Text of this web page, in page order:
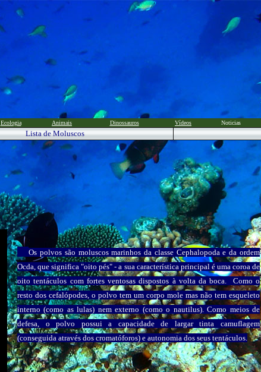
Ecologia Animais Dinossauros Vídeos Noticias
Lista de Moluscos
Os polvos são moluscos marinhos da classe Cephalopoda e da ordem
Ocda, que significa "oito pés" - a sua característica principal é uma coroa de
oito tentáculos com fortes ventosas dispostos à volta da boca. Como o
resto dos cefalópodes, o polvo tem um corpo mole mas não tem esqueleto
interno (como as lulas) nem externo (como o nautilus). Como meios de
defesa, o polvo possui a capacidade de largar tinta camuflagem
(conseguida através dos cromatóforos) e autonomia dos seus tentáculos.